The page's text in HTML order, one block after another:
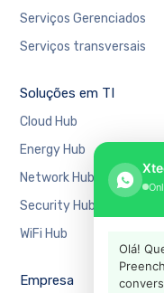
Serviços Gerenciados
Serviços transversais
Soluções em TI
Cloud Hub
Energy Hub
Network Hub
Security Hub
WiFi Hub
Empresa
Olá!